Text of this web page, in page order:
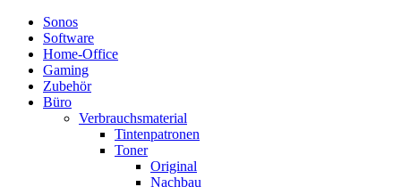
Sonos
Software
Home-Office
Gaming
Zubehör
Büro
Verbrauchsmaterial
Tintenpatronen
Toner
Original
Nachbau